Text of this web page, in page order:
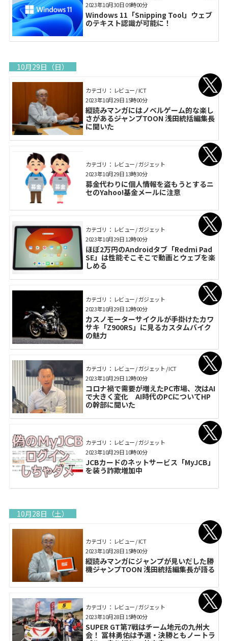
Windows 11「Snipping Tool」ウェブ
のテキスト認識が可能に！
2023年10月30日 09時00分
10月29日（日）
カテゴリ： レビュー / ICT
縦読みマンガにはノベルゲーム的な楽し
さがある――ジャンプTOON 浅田統括編集長
に聞いた
2023年10月29日 15時00分
カテゴリ： レビュー / ガジェット
募金代わりに個人情報を盗もうとするニ
セのYahoo!基金メールに注意
2023年10月29日 13時30分
カテゴリ： レビュー / ガジェット
ほぼ2万円のAndroidタブ「Redmi Pad
SE」は性能そこそこで動画とウェブを楽
しめる
2023年10月29日 12時00分
カテゴリ： レビュー / ガジェット
カスノモーターサイクルが手掛けたカワ
サキ「Z900RS」に見るカスタムバイク
の魅力
2023年10月29日 12時00分
カテゴリ： レビュー / ガジェット / ICT
コロナ禍で需要が増えたPC市場、次はAI
で大きく変化 AI時代のPCについてHP
の幹部に聞いた
2023年10月29日 12時00分
カテゴリ： レビュー / ガジェット
JCBカードのネットサービス「MyJCB」
を装う詐欺増加中
2023年10月29日 10時00分
10月28日（土）
カテゴリ： レビュー / ICT
縦読みマンガにジャンプが見いだした勝
機――ジャンプTOON 浅田統括編集長が語る
2023年10月28日 15時00分
カテゴリ： レビュー / ガジェット
SUPER GT第7戦はチーム地元の九州大
会！ 冨林勇佑は予選・決勝ともノートラ
2023年10月28日 15時00分